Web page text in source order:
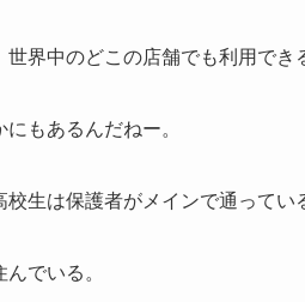
界中のどこの店舗でも利用でき
もあるんだねー。
生は保護者がメインで通ってい
でいる。